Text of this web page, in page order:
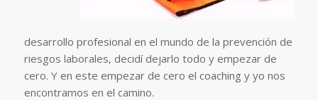
desarrollo profesional en el mundo de la prevención de
riesgos laborales, decidí dejarlo todo y empezar de
cero. Y en este empezar de cero el coaching y yo nos
encontramos en el camino.